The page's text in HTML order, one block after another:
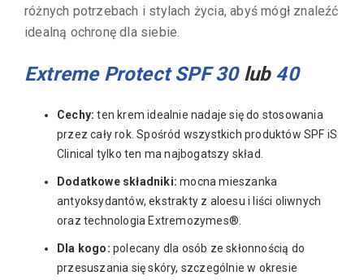
różnych potrzebach i stylach życia, abyś mógł znaleźć
idealną ochronę dla siebie.
Extreme Protect SPF 30lub 40
Cechy:ten krem idealnie nadaje się do stosowania
przez cały rok. Spośród wszystkich produktów SPF iS
Clinical tylko ten ma najbogatszy skład.
Dodatkowe składniki: mocna mieszanka
antyoksydantów, ekstrakty z aloesu i liści oliwnych
oraz technologia Extremozymes®.
Dla kogo: polecany dla osób ze skłonnością do
przesuszania się skóry, szczególnie w okresie